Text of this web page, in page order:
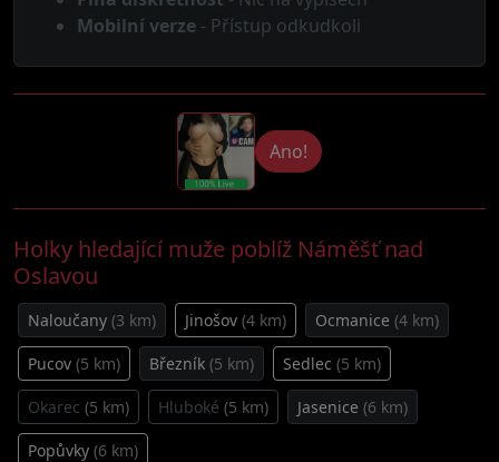
Mobilní verze - Přístup odkudkoli
Ano!
Holky hledající muže poblíž Náměšť nad
Oslavou
Naloučany (3 km) Jinošov (4 km) Ocmanice (4 km)
Pucov (5 km) Březník (5 km) Sedlec (5 km)
Okarec (5 km) Hluboké (5 km) Jasenice (6 km)
Popůvky (6 km)